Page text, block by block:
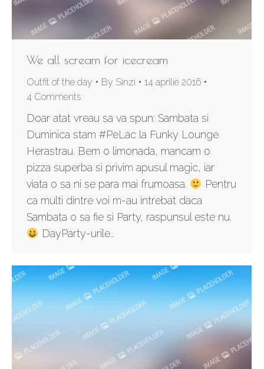
We all scream for icecream
Outfit of the day By Sinzi
14 aprilie 2016
4 Comments
Doar atat vreau sa va spun: Sambata si
Duminica stam #PeLac la Funky Lounge
Herastrau. Bem o limonada, mancam o
pizza superba si privim apusul magic, iar
viata o sa ni se para mai frumoasa.
Pentru
ca multi dintre voi m-au intrebat daca
Sambata o sa fie si Party, raspunsul este nu.
DayParty-urile…